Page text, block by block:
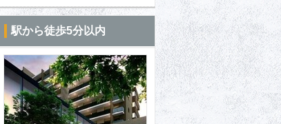
駅から徒歩5分以内